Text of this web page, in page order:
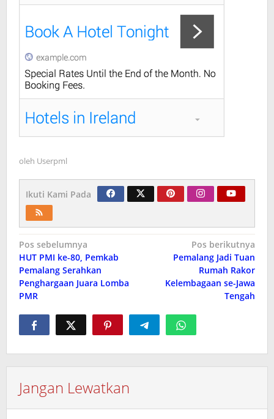
oleh Userpml
Ikuti Kami Pada
Navigasi
pos
Pos sebelumnya
HUT PMI ke-80, Pemkab
Pemalang Serahkan
Penghargaan Juara Lomba
PMR
Pos berikutnya
Pemalang Jadi Tuan
Rumah Rakor
Kelembagaan se-Jawa
Tengah
Jangan Lewatkan